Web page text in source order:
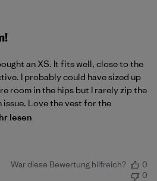
an XS. It fits well, close to the
I probably could have sized up
room in the hips but I rarely zip the
issue. Love the vest for the
lesen
War diese Bewertung hilfreich?
0
0